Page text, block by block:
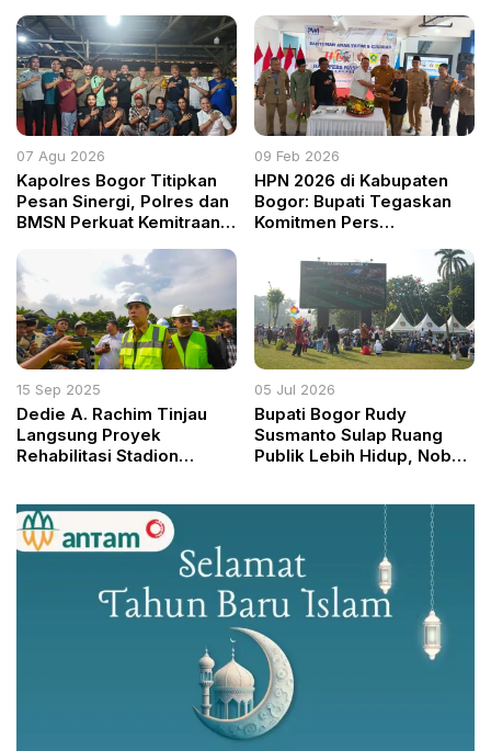
Kapolsek Cinangka
sebagai Tonggak Sejarah
Reformasi Institusi Polri
07 Agu 2026
Kapolres Bogor Titipkan
Pesan Sinergi, Polres dan
BMSN Perkuat Kemitraan
09 Feb 2026
HPN 2026 di Kabupaten
Bogor: Bupati Tegaskan
Komitmen Pers
Berintegritas demi
Ekonomi Berdaulat
15 Sep 2025
Dedie A. Rachim Tinjau
Langsung Proyek
Rehabilitasi Stadion
Kualitas Pengerjaan
Sesuai Standar
05 Jul 2026
Bupati Bogor Rudy
Susmanto Sulap Ruang
Publik Lebih Hidup, Nobar